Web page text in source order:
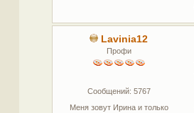
Lavinia12
Профи
Сообщений: 5767
Меня зовут Ирина и только